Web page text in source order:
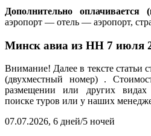
Дополнительно
аэропорт — отель — аэропорт,
Минск авиа из НН 7 июля
Внимание! Далее в тексте статьи
(двухместный номер) .
размещении или других видах
поиске туров или у наших
07.07.2026, 6 дней/5 ночей